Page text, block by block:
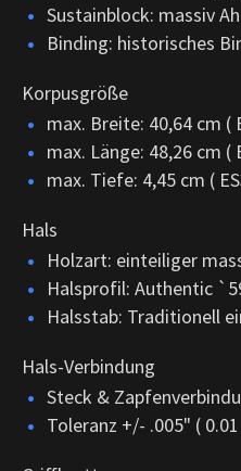
Sustainblock: massiv
Binding: historisches
Korpusgröße
max. Breite: 40,64 cm (
max. Länge: 48,26 cm (
max. Tiefe: 4,45 cm (
Hals
Holzart: einteiliger
Halsprofil: Authentic
Halsstab: Traditionell
Hals-Verbindung
Steck &
Toleranz +/- .005" (